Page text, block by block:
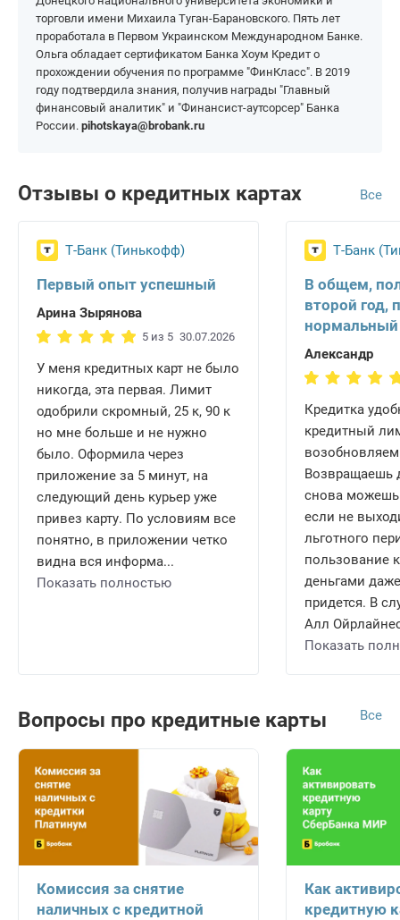
На 200 000 рублей
На 1 000 000 рублей
торговли имени Михаила Туган-Барановского. Пять лет
проработала в Первом Украинском Международном Банке.
Ольга обладает сертификатом Банка Хоум Кредит о
прохождении обучения по программе "ФинКласс". В 2019
году подтвердила знания, получив награды "Главный
финансовый аналитик" и "Финансист-аутсорсер" Банка
России. pihotskaya@brobank.ru
Отзывы о кредитных картах Все
Т-Банк (Тинькофф)
Первый опыт успешный
Арина Зырянова
5 из 5 30.07.2026
У меня кредитных карт не было
никогда, эта первая. Лимит
одобрили скромный, 25 к, 90 к
но мне больше и не нужно
было. Оформила через
приложение за 5 минут, на
следующий день курьер уже
привез карту. По условиям все
понятно, в приложении четко
видна вся информа...
Показать полностью
Т-Банк
В общем,
второй год,
нормальный
Александр
Кредитка
кредитный
Возвращаешь
снова можешь
если не
льготного
пользование
деньгами
придется. В
Алл
Показать
Вопросы про кредитные карты Все
Комиссия за снятие
наличных с кредитной
Как
кредитную